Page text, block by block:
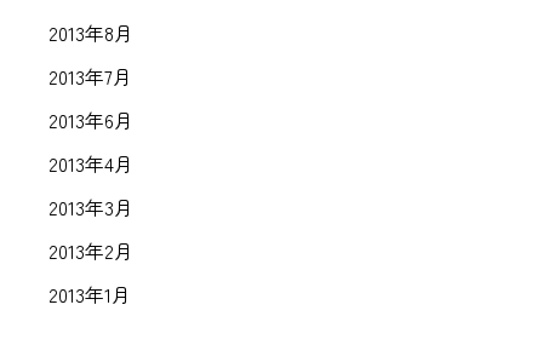
2013年8月
2013年7月
2013年6月
2013年4月
2013年3月
2013年2月
2013年1月